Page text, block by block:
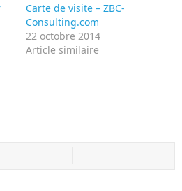
Carte de visite – ZBC-
Consulting.com
22 octobre 2014
Article similaire